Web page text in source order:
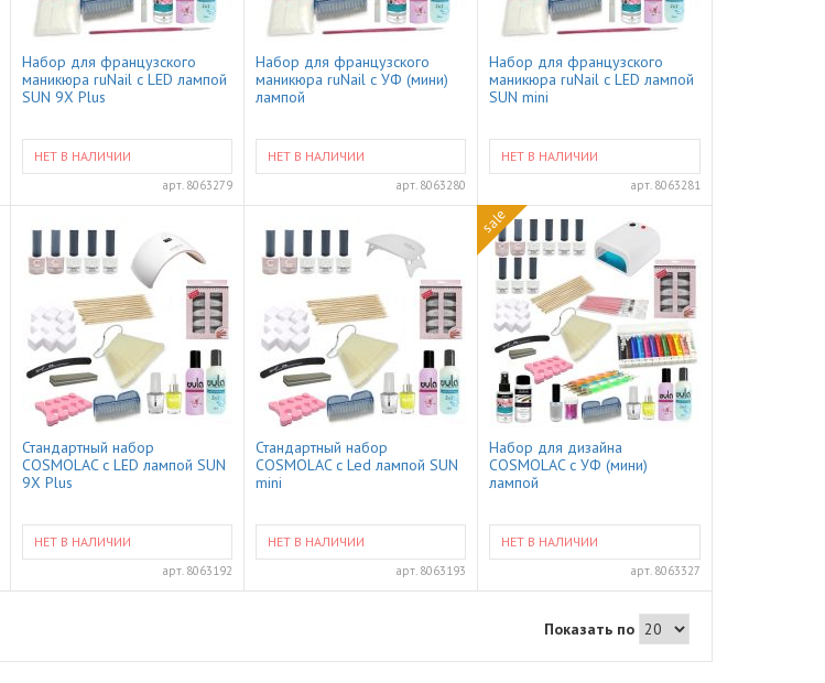
Набор для французского
маникюра ruNail с LED лампой
SUN 9X Plus
НЕТ В НАЛИЧИИ
арт. 8063279
Набор для французского
маникюра ruNail с УФ (мини)
лампой
НЕТ В НАЛИЧИИ
арт. 8063280
Набор для французского
маникюра ruNail с LED лампой
SUN mini
НЕТ В НАЛИЧИИ
арт. 8063281
Стандартный набор
COSMOLAC с LED лампой SUN
9X Plus
НЕТ В НАЛИЧИИ
арт. 8063192
Стандартный набор
COSMOLAC с Led лампой SUN
mini
НЕТ В НАЛИЧИИ
арт. 8063193
sale
Набор для дизайна
COSMOLAC с УФ (мини)
лампой
НЕТ В НАЛИЧИИ
арт. 8063327
Показать по